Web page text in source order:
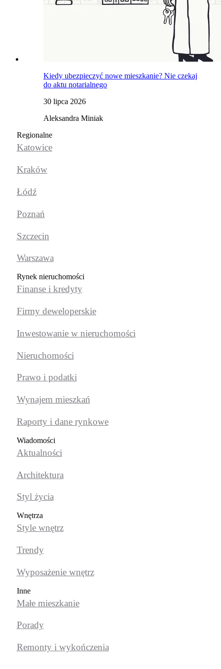
Kiedy ubezpieczyć nowe mieszkanie? Nie czekaj
do aktu notarialnego
30 lipca 2026
Aleksandra Miniak
Regionalne
Katowice
Kraków
Łódź
Poznań
Szczecin
Warszawa
Rynek nieruchomości
Finanse i kredyty
Firmy deweloperskie
Inwestowanie w nieruchomości
Nieruchomości
Prawo i podatki
Wynajem mieszkań
Raporty i dane rynkowe
Wiadomości
Aktualności
Architektura
Styl życia
Wnętrza
Style wnętrz
Trendy
Wyposażenie wnętrz
Inne
Małe mieszkanie
Porady
Remonty i wykończenia